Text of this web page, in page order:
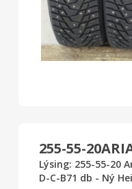
Lýsing: 255-55-20
D-C-B71 db - Ný
255-55-